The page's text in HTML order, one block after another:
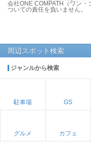
会社ONE COMPATH（ワン
ついての責任を負いません。
周辺スポット検索
ジャンルから検索
駐車場 GS
グルメ カフェ